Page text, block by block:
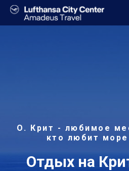
О. Крит - любимое
кто любит
Отдых на